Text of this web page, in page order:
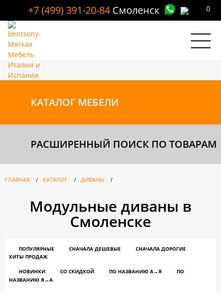
+7 (499) 391-20-84 Смоленск 0
КАТАЛОГ МЕБЕЛИ
РАСШИРЕННЫЙ ПОИСК ПО ТОВАРАМ
ГЛАВНАЯ / КАТАЛОГ / ДИВАНЫ /
Модульные диваны в
Смоленске
ПОПУЛЯРНЫЕ СНАЧАЛА ДЕШЕВЫЕ
СНАЧАЛА ДОРОГИЕ
ХИТЫ ПРОДАЖ
НОВИНКИ СО СКИДКОЙ ПО НАЗВАНИЮ A→Я
ПО
НАЗВАНИЮ Я→А